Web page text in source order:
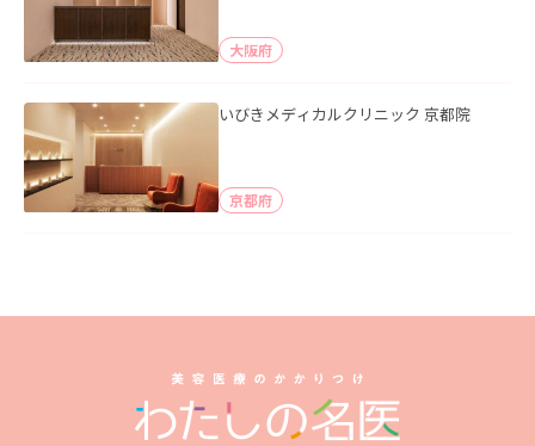
大阪府
いびきメディカルクリニック 京都院
京都府